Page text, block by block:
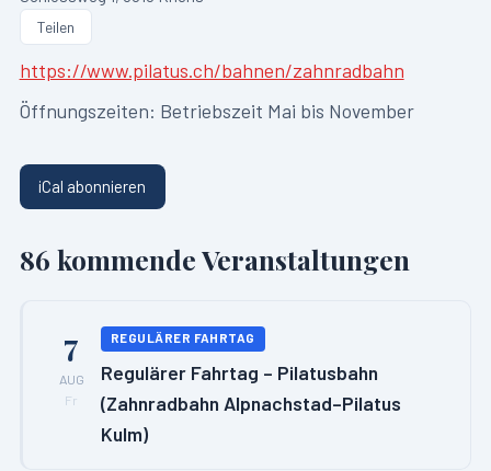
Teilen
https://www.pilatus.ch/bahnen/zahnradbahn
Öffnungszeiten: Betriebszeit Mai bis November
iCal abonnieren
86 kommende Veranstaltungen
7
AUG
Fr
REGULÄRER FAHRTAG
Regulärer Fahrtag – Pilatusbahn
(Zahnradbahn Alpnachstad–Pilatus
Kulm)